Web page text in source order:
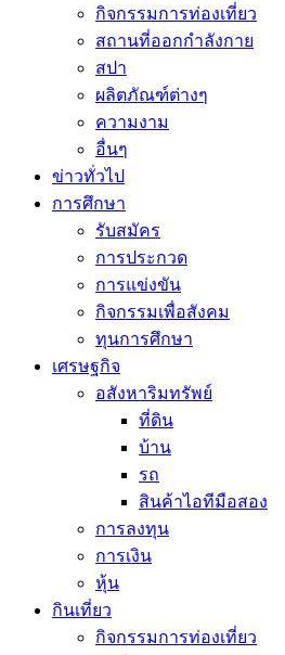
กิจกรรมการท่องเที่ยว
สถานที่ออกกำลังกาย
สปา
ผลิตภัณฑ์ต่างๆ
ความงาม
อื่นๆ
ข่าวทั่วไป
การศึกษา
รับสมัคร
การประกวด
การแข่งขัน
กิจกรรมเพื่อสังคม
ทุนการศึกษา
เศรษฐกิจ
อสังหาริมทรัพย์
ที่ดิน
บ้าน
รถ
สินค้าไอทีมือสอง
การลงทุน
การเงิน
หุ้น
กินเที่ยว
กิจกรรมการท่องเที่ยว